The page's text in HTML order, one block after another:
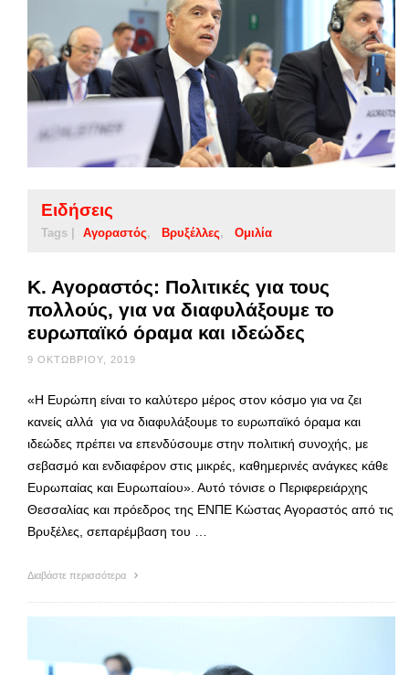
Ειδήσεις
Tags | Αγοραστός Βρυξέλλες Ομιλία
Κ. Αγοραστός: Πολιτικές για τους
πολλούς, για να διαφυλάξουμε το
ευρωπαϊκό όραμα και ιδεώδες
9 ΟΚΤΩΒΡΊΟΥ, 2019
«Η Ευρώπη είναι το καλύτερο μέρος στον κόσμο για να ζει
κανείς αλλά για να διαφυλάξουμε το ευρωπαϊκό όραμα και
ιδεώδες πρέπει να επενδύσουμε στην πολιτική συνοχής, με
σεβασμό και ενδιαφέρον στις μικρές, καθημερινές ανάγκες κάθε
Ευρωπαίας και Ευρωπαίου». Αυτό τόνισε ο Περιφερειάρχης
Θεσσαλίας και πρόεδρος της ΕΝΠΕ Κώστας Αγοραστός από τις
Βρυξέλες, σεπαρέμβαση του …
Διαβάστε περισσότερα